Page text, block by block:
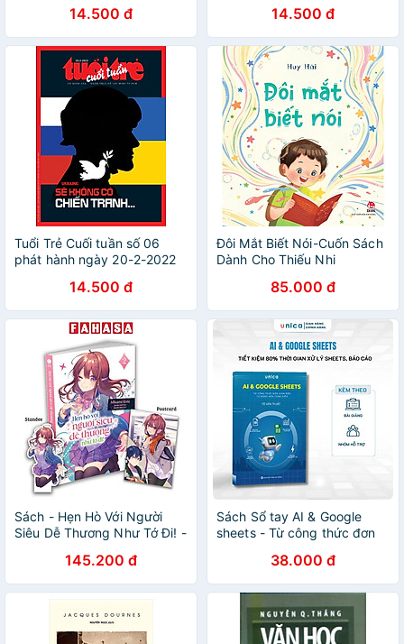
14.500 đ 14.500 đ
Tuổi Trẻ Cuối tuần số 06
phát hành ngày 20-2-2022
14.500 đ
Đôi Mắt Biết Nói-Cuốn Sách
Dành Cho Thiếu Nhi
85.000 đ
Sách - Hẹn Hò Với Người
Siêu Dễ Thương Như Tớ Đi! -
Kèm Postcard + Acrylic
Standee
145.200 đ
Sách Sổ tay AI & Google
sheets - Từ công thức đơn
38.000 đ